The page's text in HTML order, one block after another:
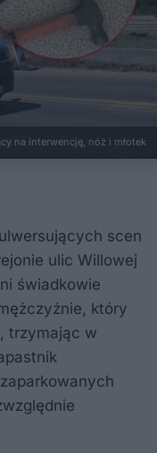
na interwencję, nóż i młotek
scen
ulic Willowej
świadkowie
który
trzymając w